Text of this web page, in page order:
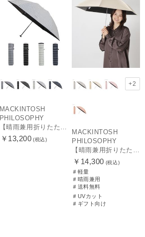
MACKINTOSH
PHILOSOPHY
￥13,200 (税込)
+2
MACKINTOSH
PHILOSOPHY
【晴雨兼用折りたたみ日傘】マッキントッシュ フィロソフィー (MACKINTOSH PHILOSOPHY)シャンブレーワンポイントロゴ
￥14,300 (税込)
＃軽量
＃晴雨兼用
＃送料無料
＃UVカット
＃ギフト向け